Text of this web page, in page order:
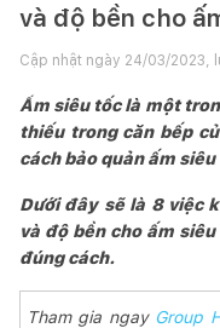
và độ bền cho
Cập nhật ngày 24/03/2023,
Ấm siêu tốc là một
thiếu trong căn bếp
cách bảo quản ấm
Dưới đây sẽ là 8 việc
và độ bền cho ấm
đúng cách.
Tham gia ngay Group